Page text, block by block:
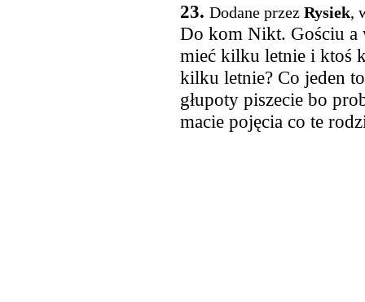
23. Dodane przez Rysiek,
Do kom Nikt. Gościu a
mieć kilku letnie i ktoś
kilku letnie? Co jeden
głupoty piszecie bo
macie pojęcia co te